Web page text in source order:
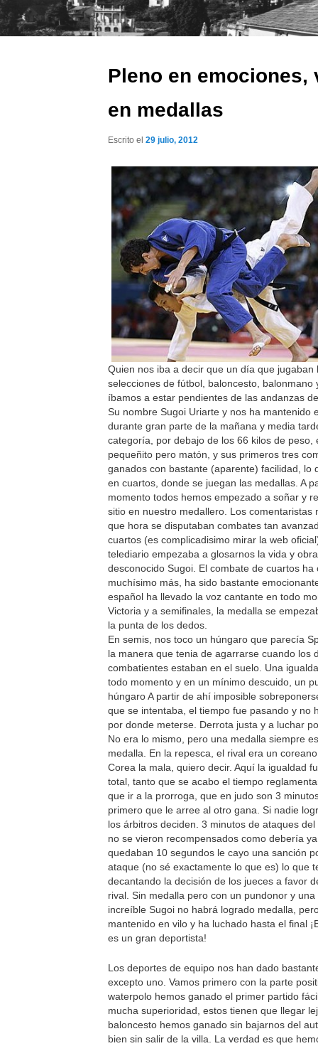
Pleno en emociones,
en medallas
Escrito el29 julio, 2012
Quien nos iba a decir que un día que jugaban
selecciones de fútbol, baloncesto, balonmano
íbamos a estar pendientes de las andanzas
Su nombre Sugoi Uriarte y nos ha mantenido
durante gran parte de la mañana y media
categoría, por debajo de los 66 kilos de peso,
pequeñito pero matón, y sus primeros tres
ganados con bastante (aparente) facilidad, lo
en cuartos, donde se juegan las medallas. A
momento todos hemos empezado a soñar y
sitio en nuestro medallero. Los comentaristas
que hora se disputaban combates tan
cuartos (es complicadisimo mirar la web
telediario empezaba a glosarnos la vida y
desconocido Sugoi. El combate de cuartos ha
muchísimo más, ha sido bastante
español ha llevado la voz cantante en todo
Victoria y a semifinales, la medalla se
la punta de los dedos.
En semis, nos toco un húngaro que parecía
la manera que tenia de agarrarse cuando los
combatientes estaban en el suelo. Una
todo momento y en un mínimo descuido, un
húngaro A partir de ahí imposible
que se intentaba, el tiempo fue pasando y no
por donde meterse. Derrota justa y a luchar
No era lo mismo, pero una medalla siempre
medalla. En la repesca, el rival era un
Corea la mala, quiero decir. Aquí la igualdad
total, tanto que se acabo el tiempo
que ir a la prorroga, que en judo son 3
primero que le arree al otro gana. Si nadie
los árbitros deciden. 3 minutos de ataques
no se vieron recompensados como debería
quedaban 10 segundos le cayo una sanción
ataque (no sé exactamente lo que es) lo que
decantando la decisión de los jueces a favor
rival. Sin medalla pero con un pundonor y
increíble Sugoi no habrá logrado medalla,
mantenido en vilo y ha luchado hasta el final
es un gran deportista!
Los deportes de equipo nos han dado
excepto uno. Vamos primero con la parte
waterpolo hemos ganado el primer partido
mucha superioridad, estos tienen que llegar
baloncesto hemos ganado sin bajarnos del
bien sin salir de la villa. La verdad es que